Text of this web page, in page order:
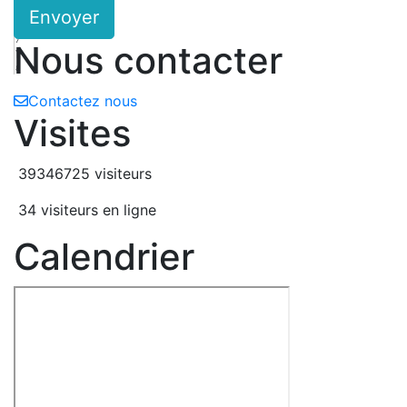
7
f
8
Envoyer
Nous contacter
Contactez nous
Visites
39346725 visiteurs
34 visiteurs en ligne
Calendrier